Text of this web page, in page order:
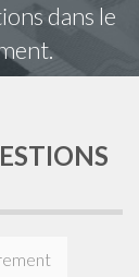
dans le